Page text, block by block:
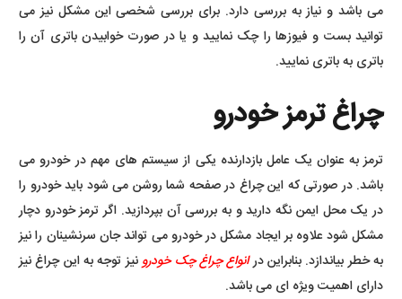
می باشد و نیاز به بررسی دارد. برای بررسی شخصی این مشکل نیز می
توانید بست و فیوزها را چک نمایید و یا در صورت خوابیدن باتری آن را
باتری به باتری نمایید.
چراغ ترمز خودرو
ترمز به عنوان یک عامل بازدارنده یکی از سیستم های مهم در خودرو می
باشد. در صورتی که این چراغ در صفحه شما روشن می شود باید خودرو را
در یک محل ایمن نگه دارید و به بررسی آن بپردازید. اگر ترمز خودرو دچار
مشکل شود علاوه بر ایجاد مشکل در خودرو می تواند جان سرنشینان را نیز
به خطر بیاندازد. بنابراین درانواع چراغ چک خودرونیز توجه به این چراغ نیز
دارای اهمیت ویژه ای می باشد.